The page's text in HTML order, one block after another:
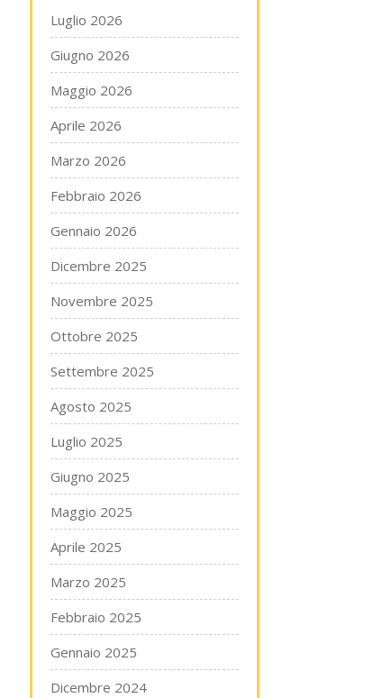
Luglio 2026
Giugno 2026
Maggio 2026
Aprile 2026
Marzo 2026
Febbraio 2026
Gennaio 2026
Dicembre 2025
Novembre 2025
Ottobre 2025
Settembre 2025
Agosto 2025
Luglio 2025
Giugno 2025
Maggio 2025
Aprile 2025
Marzo 2025
Febbraio 2025
Gennaio 2025
Dicembre 2024